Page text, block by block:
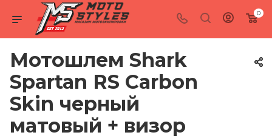
0
Мотошлем Shark
Spartan RS Carbon
Skin черный
матовый + визор